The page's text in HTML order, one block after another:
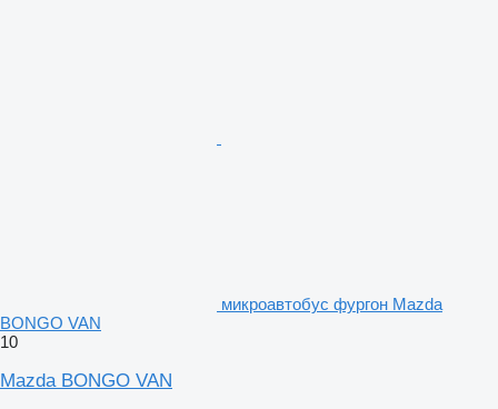
микроавтобус фургон Mazda
BONGO VAN
10
Mazda BONGO VAN